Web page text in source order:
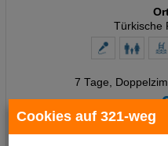
Cookies auf 321-weg
Türkische
7 Tage,
pro